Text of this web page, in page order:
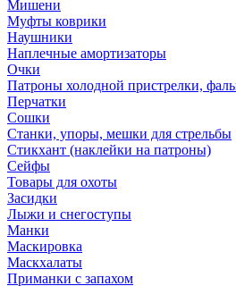
Мишени
Муфты коврики
Наушники
Наплечные амортизаторы
Очки
Патроны холодной пристрелки,
Перчатки
Сошки
Станки, упоры, мешки для стрельбы
Стикхант (наклейки на патроны)
Сейфы
Товары для охоты
Засидки
Лыжи и снегоступы
Манки
Маскировка
Маскхалаты
Приманки с запахом